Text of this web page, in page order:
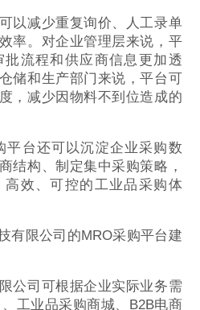
以减少重复询价、人工录单
率。对企业管理层来说，平
流程和供应商信息更加透
储和生产部门来说，平台可
，减少因物料不到位造成的
平台还可以沉淀企业采购数
结构、制定集中采购策略，
效、可控的工业品采购体
有限公司的MRO采购平台建
公司可根据企业实际业务需
工业品采购商城、B2B电商